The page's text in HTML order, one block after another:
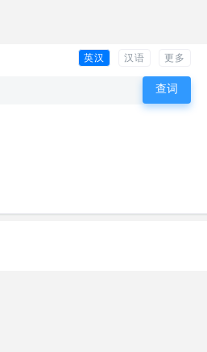
英汉 汉语 更多